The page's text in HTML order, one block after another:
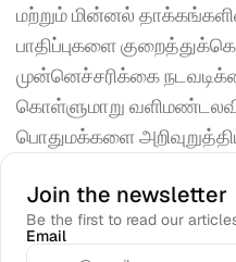
மற்றும் மின்னல்
பாதிப்புகளை
முன்னெச்சரிக்கை
கொள்ளுமாறு
பொதுமக்களை
Join the newsletter
Be the first to read our
Email